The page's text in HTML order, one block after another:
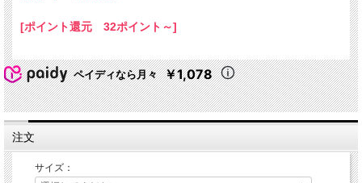
[ポイント還元 32ポイント～]
ペイディなら月々 ￥1,078
注文
サイズ：